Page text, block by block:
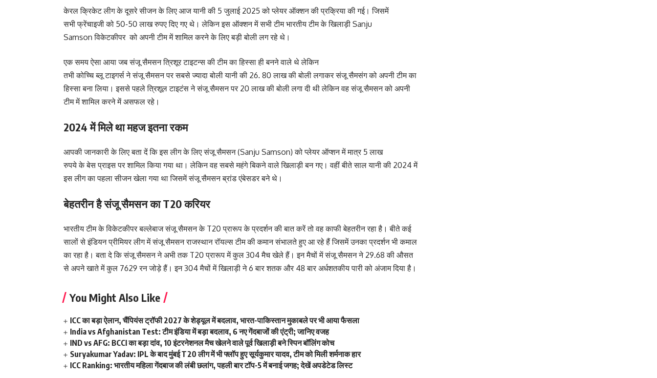
केरल क्रिकेट लीग के दूसरे सीजन के लिए आज यानी की 5 जुलाई 2025 को प्लेयर ऑक्शन की प्रक्रिया की गई। जिसमें
सभी फ्रेंचाइजी को 50-50 लाख रुपए दिए गए थे। लेकिन इस ऑक्शन में सभी टीम भारतीय टीम के खिलाड़ी Sanju
Samson विकेटकीपर को अपनी टीम में शामिल करने के लिए बड़ी बोली लग रहे थे।
एक समय ऐसा आया जब संजू सैमसन त्रिशूर टाइटन्स की टीम का हिस्सा ही बनने वाले थे लेकिन
तभी कोच्चि ब्लू टाइगर्स ने संजू सैमसन पर सबसे ज्यादा बोली यानी की 26. 80 लाख की बोली लगाकर संजू सैमसंग को अपनी टीम का
हिस्सा बना लिया। इससे पहले त्रिशूल टाइटंस ने संजू सैमसन पर 20 लाख की बोली लगा दी थी लेकिन वह संजू सैमसन को अपनी
टीम में शामिल करने में असफल रहे।
2024 में मिले था महज इतना रकम
आपकी जानकारी के लिए बता दें कि इस लीग के लिए संजू सैमसन (Sanju Samson) को प्लेयर ऑप्शन में मात्र 5 लाख
रुपये के बेस प्राइस पर शामिल किया गया था। लेकिन वह सबसे महंगे बिकने वाले खिलाड़ी बन गए। वहीं बीते साल यानी की 2024 में
इस लीग का पहला सीजन खेला गया था जिसमें संजू सैमसन ब्रांड एंबेसडर बने थे।
बेहतरीन है संजू सैमसन का T20 करियर
भारतीय टीम के विकेटकीपर बल्लेबाज संजू सैमसन के T20 प्रारूप के प्रदर्शन की बात करें तो वह काफी बेहतरीन रहा है। बीते कई
सालों से इंडियन प्रीमियर लीग में संजू सैमसन राजस्थान रॉयल्स टीम की कमान संभालते हुए आ रहे हैं जिसमें उनका प्रदर्शन भी कमाल
का रहा है। बता दे कि संजू सैमसन ने अभी तक T20 प्रारूप में कुल 304 मैच खेले हैं। इन मैचों में संजू सैमसन ने 29.68 की औसत
से अपने खाते में कुल 7629 रन जोड़े हैं। इन 304 मैचों में खिलाड़ी ने 6 बार शतक और 48 बार अर्धशतकीय पारी को अंजाम दिया है।
You Might Also Like
ICC का बड़ा ऐलान, चैंपियंस ट्रॉफी 2027 के शेड्यूल में बदलाव, भारत-पाकिस्तान मुकाबले पर भी आया फैसला
India vs Afghanistan Test: टीम इंडिया में बड़ा बदलाव, 6 नए गेंदबाजों की एंट्री; जानिए वजह
IND vs AFG: BCCI का बड़ा दांव, 10 इंटरनेशनल मैच खेलने वाले पूर्व खिलाड़ी बने स्पिन बॉलिंग कोच
Suryakumar Yadav: IPL के बाद मुंबई T20 लीग में भी फ्लॉप हुए सूर्यकुमार यादव, टीम को मिली शर्मनाक हार
ICC Ranking: भारतीय महिला गेंदबाज की लंबी छलांग, पहली बार टॉप-5 में बनाई जगह; देखें अपडेटेड लिस्ट